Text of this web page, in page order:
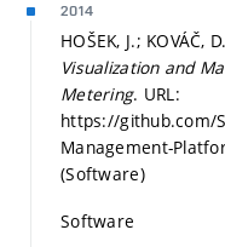
2014
HOŠEK, J.; KOVÁČ,
Visualization and
Metering. URL:
https://github.com/
Management-
(Software)
Software